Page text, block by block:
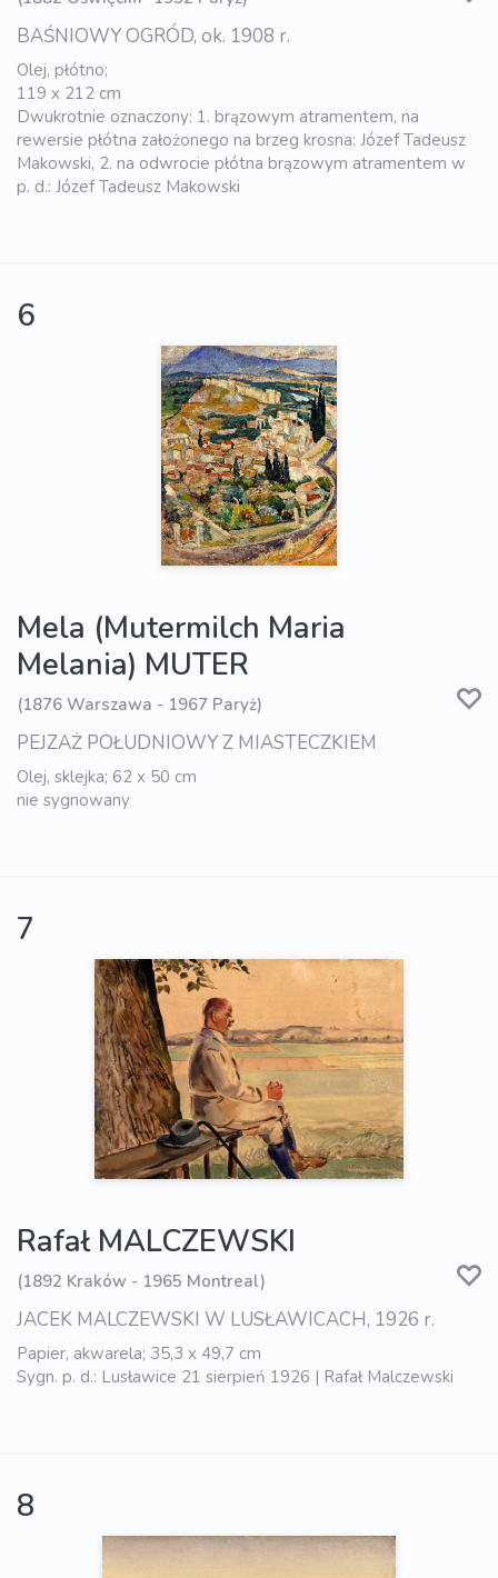
BAŚNIOWY OGRÓD, ok. 1908 r.
Olej, płótno;
119 x 212 cm
Dwukrotnie oznaczony: 1. brązowym atramentem, na
rewersie płótna założonego na brzeg krosna: Józef Tadeusz
Makowski, 2. na odwrocie płótna brązowym atramentem w
p. d.: Józef Tadeusz Makowski
6
Mela (Mutermilch Maria
Melania) MUTER
(1876 Warszawa - 1967 Paryż)
PEJZAŻ POŁUDNIOWY Z MIASTECZKIEM
Olej, sklejka; 62 x 50 cm
nie sygnowany
7
Rafał MALCZEWSKI
(1892 Kraków - 1965 Montreal)
JACEK MALCZEWSKI W LUSŁAWICACH, 1926 r.
Papier, akwarela; 35,3 x 49,7 cm
Sygn. p. d.: Lusławice 21 sierpień 1926 | Rafał Malczewski
8